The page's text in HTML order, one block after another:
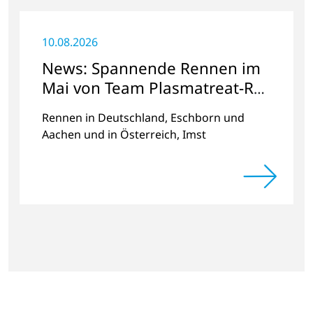
10.08.2026
News: Spannende Rennen im
Mai von Team Plasmatreat-RTS
Rennen in Deutschland, Eschborn und
Aachen und in Österreich, Imst